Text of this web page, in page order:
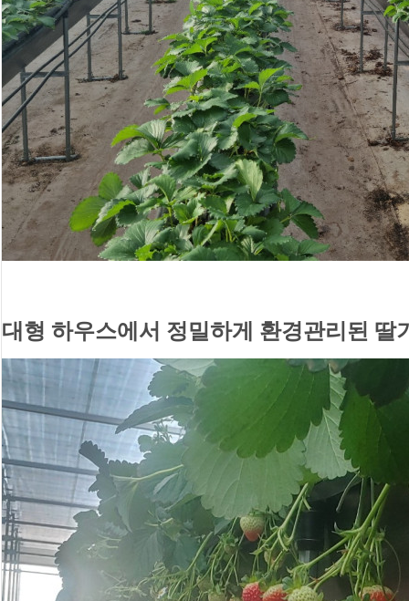
대형 하우스에서 정밀하게 환경관리된 딸